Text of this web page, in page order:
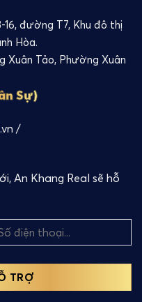
16, đường T7, Khu đô thị
Hòa.
Xuân Tảo, Phường Xuân
Sự)
/
An Khang Real sẽ hỗ